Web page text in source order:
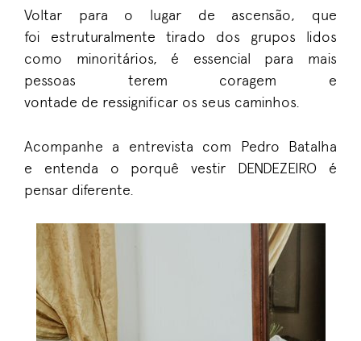
Voltar para o lugar de ascensão, que
foi estruturalmentetirado dos grupos lidos
como minoritários, é essencial para mais
pessoas terem coragem e
vontade de ressignificar os seus caminhos.
Acompanhe a entrevista com Pedro Batalha
e entenda o porquê vestir DENDEZEIRO
é
pensar diferente.